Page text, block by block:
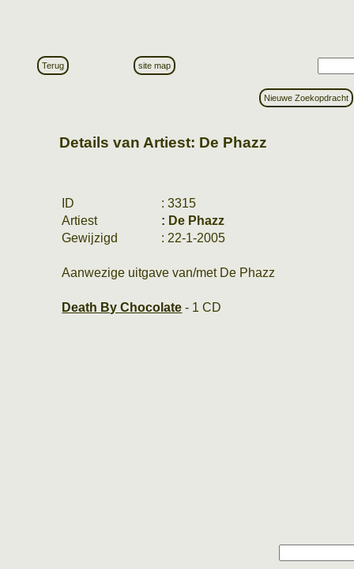
Terug site map
Nieuwe Zoekopdracht
Details van Artiest: De Phazz
ID
: 3315
Artiest
: De Phazz
Gewijzigd
: 22-1-2005
Aanwezige uitgave van/met De Phazz
Death By Chocolate - 1 CD